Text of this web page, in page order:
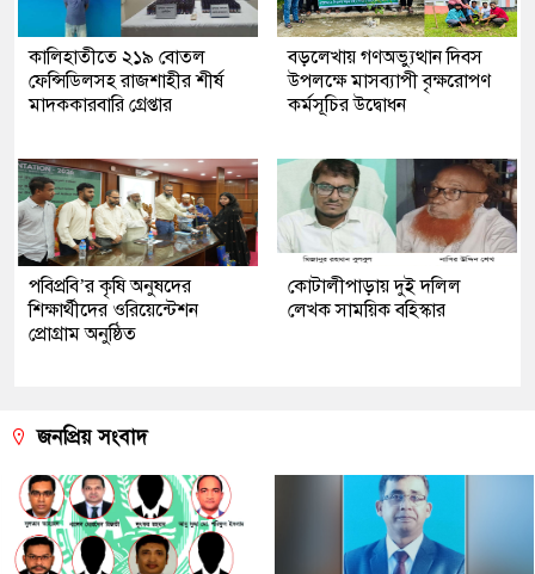
কালিহাতীতে ২১৯ বোতল
ফেন্সিডিলসহ রাজশাহীর শীর্ষ
মাদককারবারি গ্রেপ্তার
বড়লেখায় গণঅভ্যুত্থান দিবস
উপলক্ষে মাসব্যাপী বৃক্ষরোপণ
কর্মসূচির উদ্বোধন
পবিপ্রবি’র কৃষি অনুষদের
শিক্ষার্থীদের ওরিয়েন্টেশন
প্রোগ্রাম অনুষ্ঠিত
কোটালীপাড়ায় দুই দলিল
লেখক সাময়িক বহিস্কার
জনপ্রিয় সংবাদ